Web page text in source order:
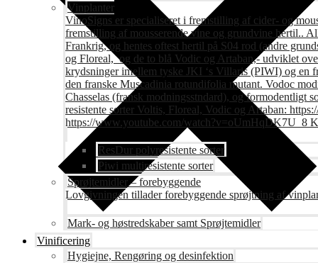
Vinplanter
VinoSigns er specialiseret i fremstilling af cider- og
fremstilling af mousserende vine og grundvine hertil..
Frankrig, og hentes oftest hertil på S04 rod (andre
og Floreal, og de to blå Vodic og Artaban,- udviklet
krydsninger imellem tyske JKI ‘s Villaris (PIWI) og en
den franske Muscadinia rotundifolia mutant. Vodoc
Chasselas (fransk modningsstndard), og formodentligt
resistente sorter Voltis, Floreal, Vodic og Artaban:
https://www.youtube.com/watch?v=oUmHqDK7U_8
ResDur polyresistente sorter
Piwi multiresistente sorter
Sprøjtemidler – forebyggende
Lovgivningen tillader forebyggende sprøjtning af
Mark- og høstredskaber samt Sprøjtemidler
Vinificering
Hygiejne, Rengøring og desinfektion